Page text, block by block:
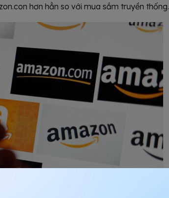
hơn hẳn so với mua sắm truyền thống.